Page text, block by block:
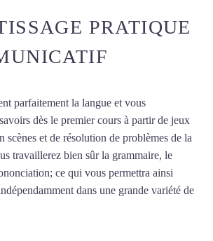
PRATIQUE
parfaitement la langue et vous
dès le premier cours à partir de jeux
scènes et de résolution de problèmes de la
travaillerez bien sûr la grammaire, le
ce qui vous permettra ainsi
dans une grande variété de